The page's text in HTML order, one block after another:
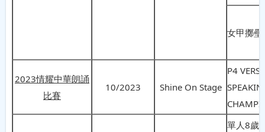
女甲擲
2023情耀中華朗誦
比賽
10/2023 Shine On Stage
P4 VERSE
單人8歲